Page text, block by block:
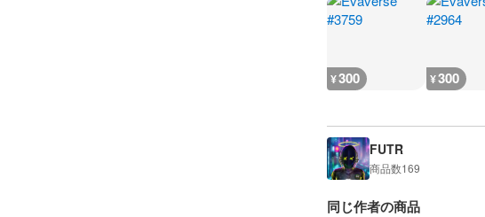
¥300 ¥300
FUTR
商品数169
同じ作者の商品